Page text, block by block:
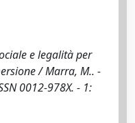
e legalità per
/ Marra, M.. -
0012-978X. - 1: